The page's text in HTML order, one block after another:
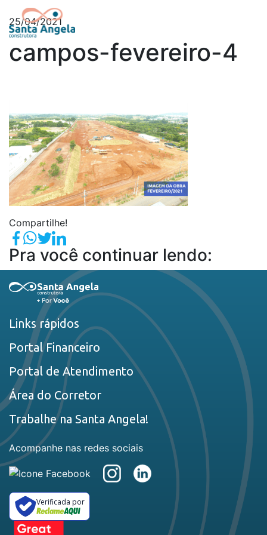
25/04/2021
campos-fevereiro-4
Compartilhe!
Pra você continuar lendo:
Links rápidos
Portal Financeiro
Portal de Atendimento
Área do Corretor
Trabalhe na Santa Angela!
Acompanhe nas redes sociais
Verificada por